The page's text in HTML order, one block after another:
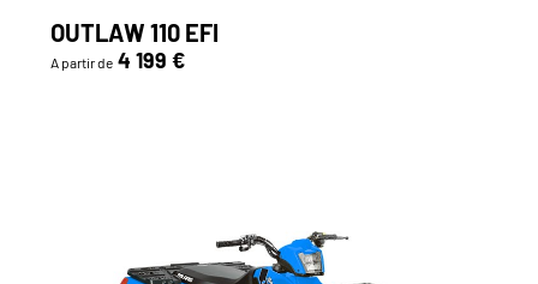
OUTLAW 110 EFI
A partir de 4 199 €